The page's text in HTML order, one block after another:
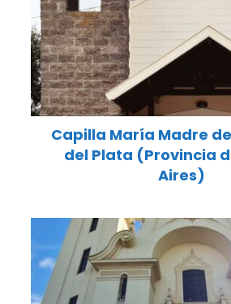
Capilla María Madre
del Plata (Provincia
Aires)